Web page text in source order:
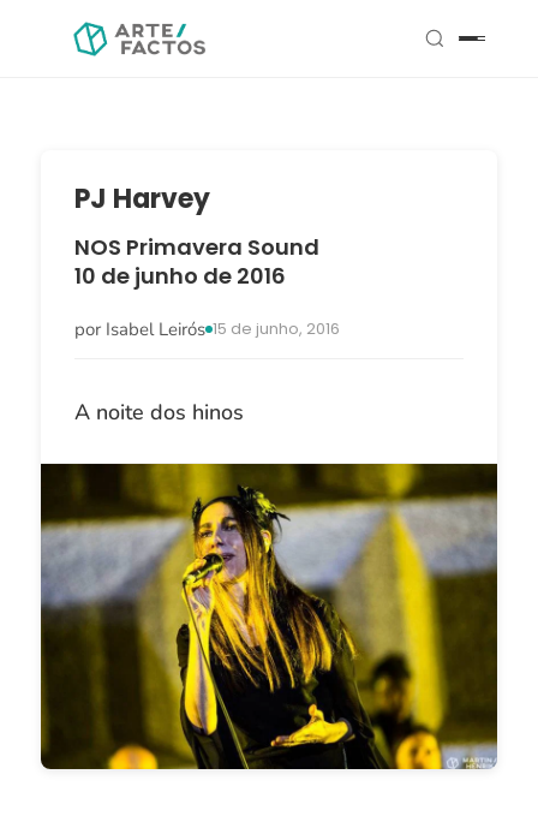
PJ Harvey
NOS Primavera Sound
10 de junho de 2016
por Isabel Leirós 15 de junho, 2016
A noite dos hinos